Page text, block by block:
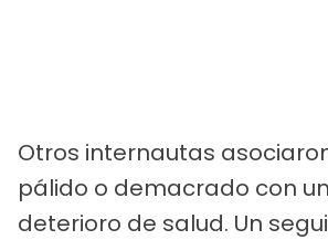
Otros internautas
pálido o demacrado con
deterioro de salud. Un